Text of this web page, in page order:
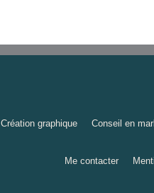
Création graphique Conseil en
Me contacter